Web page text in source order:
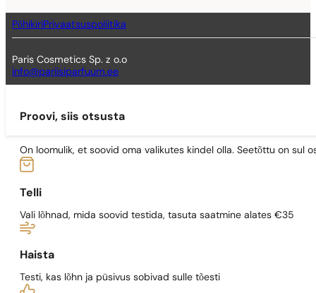
PõhikiriPrivaatsuspoliitika
Paris Cosmetics Sp. z o.o
info@pariisiparfuum.ee
Proovi, siis otsusta
On loomulik, et soovid oma valikutes kindel olla. Seetõttu on sul
Telli
Vali lõhnad, mida soovid testida, tasuta saatmine alates €35
Haista
Testi, kas lõhn ja püsivus sobivad sulle tõesti